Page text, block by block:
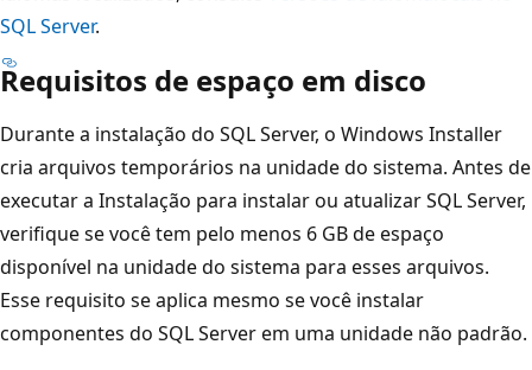
SQL Server.
Requisitos de espaço em disco
Durante a instalação do SQL Server, o Windows Installer
cria arquivos temporários na unidade do sistema. Antes de
executar a Instalação para instalar ou atualizar SQL Server,
verifique se você tem pelo menos 6 GB de espaço
disponível na unidade do sistema para esses arquivos.
Esse requisito se aplica mesmo se você instalar
componentes do SQL Server em uma unidade não padrão.